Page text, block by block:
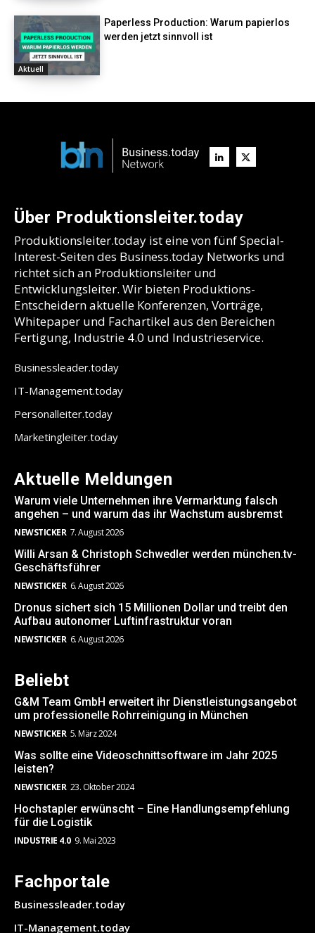
Aktuell
Paperless Production: Warum papierlos
werden jetzt sinnvoll ist
Über Produktionsleiter.today
Produktionsleiter.today ist eine von fünf Special-
Interest-Seiten des Business.today Networks und
richtet sich an Produktionsleiter und
Entwicklungsleiter. Wir bieten Produktions-
Entscheidern aktuelle Konferenzen, Vorträge,
Whitepaper und Fachartikel aus den Bereichen
Fertigung, Industrie 4.0 und Industrieservice.
Businessleader.today
IT-Management.today
Personalleiter.today
Marketingleiter.today
Aktuelle Meldungen
Warum viele Unternehmen ihre Vermarktung falsch
angehen – und warum das ihr Wachstum ausbremst
NEWSTICKER 7. August 2026
Willi Arsan & Christoph Schwedler werden münchen.tv-
Geschäftsführer
NEWSTICKER 6. August 2026
Dronus sichert sich 15 Millionen Dollar und treibt den
Aufbau autonomer Luftinfrastruktur voran
NEWSTICKER 6. August 2026
Beliebt
G&M Team GmbH erweitert ihr Dienstleistungsangebot
um professionelle Rohrreinigung in München
NEWSTICKER 5. März 2024
Was sollte eine Videoschnittsoftware im Jahr 2025
leisten?
NEWSTICKER 23. Oktober 2024
Hochstapler erwünscht – Eine Handlungsempfehlung
für die Logistik
INDUSTRIE 4.0 9. Mai 2023
Fachportale
Businessleader.today
IT-Management.today